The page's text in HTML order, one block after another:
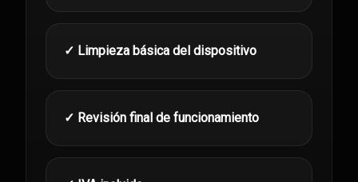
✓ Limpieza básica del dispositivo
✓ Revisión final de funcionamiento